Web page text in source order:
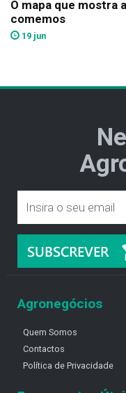
O mapa que mostra
comemos
19 jun
Agronegócios
Quem Somos
Contactos
Política de Privacidade